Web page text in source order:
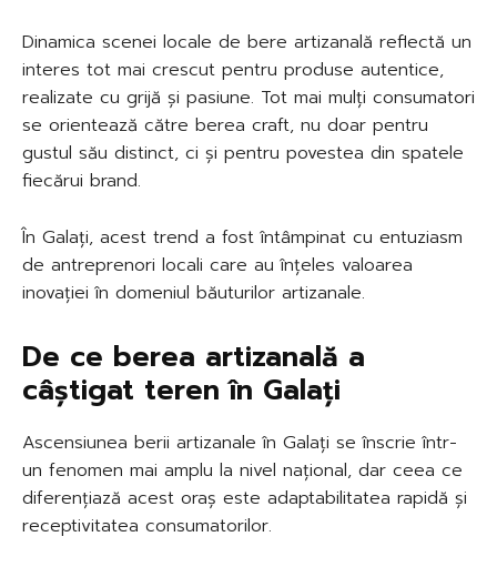
Dinamica scenei locale de bere artizanală reflectă un
interes tot mai crescut pentru produse autentice,
realizate cu grijă și pasiune. Tot mai mulți consumatori
se orientează către berea craft, nu doar pentru
gustul său distinct, ci și pentru povestea din spatele
fiecărui brand.
În Galați, acest trend a fost întâmpinat cu entuziasm
de antreprenori locali care au înțeles valoarea
inovației în domeniul băuturilor artizanale.
De ce berea artizanală a
câștigat teren în Galați
Ascensiunea berii artizanale în Galați se înscrie într-
un fenomen mai amplu la nivel național, dar ceea ce
diferențiază acest oraș este adaptabilitatea rapidă și
receptivitatea consumatorilor.